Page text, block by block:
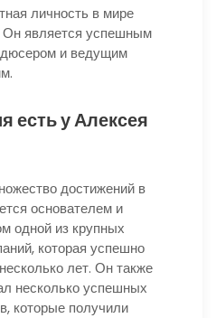
личность в мире
Он является успешным
и ведущим
есть у Алексея
достижений в
основателем и
одной из крупных
которая успешно
лет. Он также
несколько успешных
которые получили